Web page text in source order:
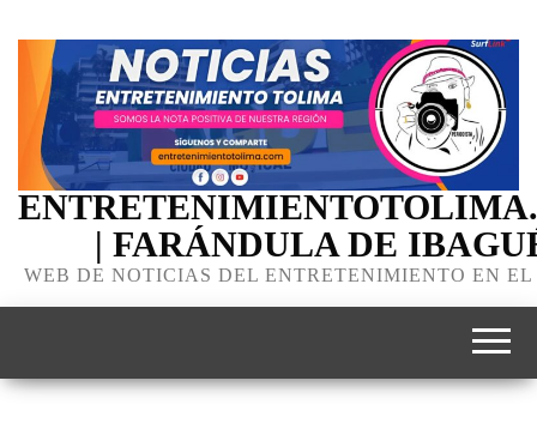
| FARÁNDULA DE
WEB DE NOTICIAS DEL ENTRETENIMIENTO EN